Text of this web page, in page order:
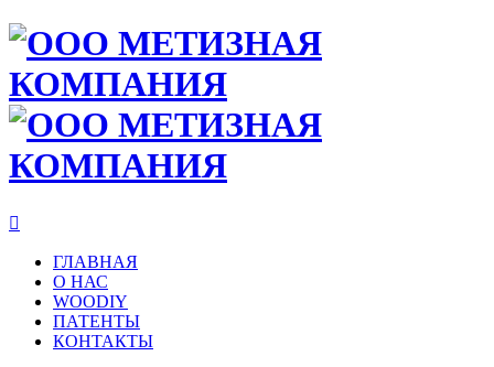

ГЛАВНАЯ
О НАС
WOODIY
ПАТЕНТЫ
КОНТАКТЫ